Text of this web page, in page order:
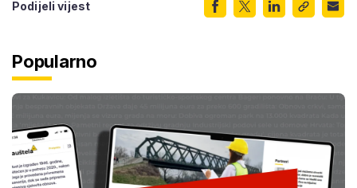
Podijeli vijest
Popularno